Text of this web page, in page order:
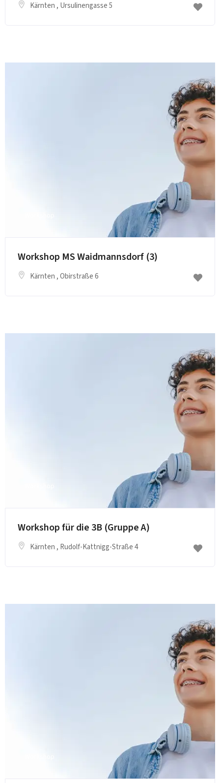
Kärnten , Ursulinengasse 5
Workshop MS Waidmannsdorf (3)
Kärnten , Obirstraße 6
Workshop für die 3B (Gruppe A)
Kärnten , Rudolf-Kattnigg-Straße 4